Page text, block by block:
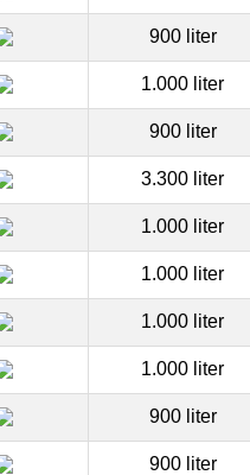
900 liter
1.000 liter
900 liter
3.300 liter
1.000 liter
1.000 liter
1.000 liter
1.000 liter
900 liter
900 liter